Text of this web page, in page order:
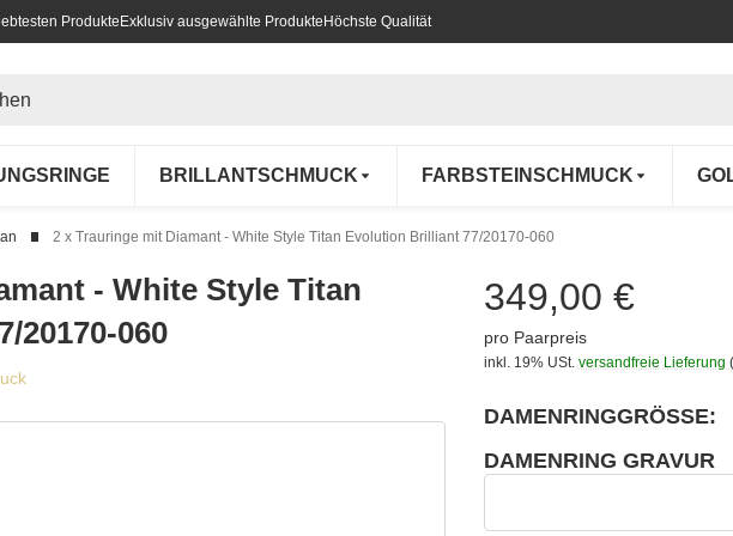
Produkte Exklusiv ausgewählte Produkte Höchste Qualität
BRILLANTSCHMUCK FARBSTEINSCHMUCK
2 x Trauringe mit Diamant - White Style Titan Evolution Brilliant 77/20170-060
- White Style Titan
20170-060
349,00 €
pro Paarpreis
inkl. 19% USt. versandfreie Lieferung
DAMENRINGGRÖSSE:
DAMENRING GRAVUR